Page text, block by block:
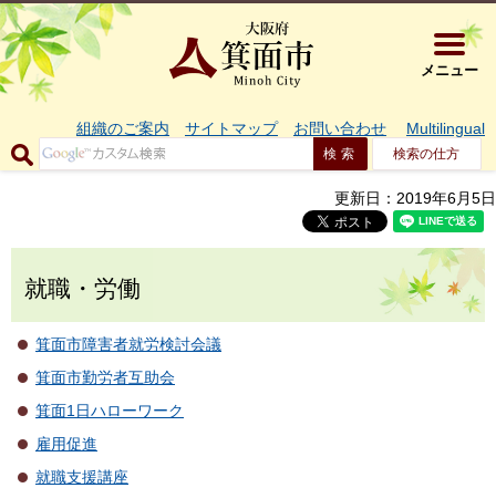
大阪府箕
メニュー
組織のご案内 サイトマップ お問い合わせ Multilingual
検索の仕方
更新日：2019年6月5日
就職・労働
箕面市障害者就労検討会議
箕面市勤労者互助会
箕面1日ハローワーク
雇用促進
就職支援講座